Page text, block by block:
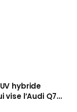
hybride
l’Audi Q7